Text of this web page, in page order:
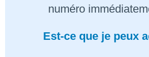
numéro
Est-ce que je peux